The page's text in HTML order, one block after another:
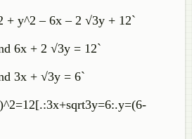
+ y^2 – 6x – 2 √3y + 12`
6x + 2 √3y = 12`
3x + √3y = 6`